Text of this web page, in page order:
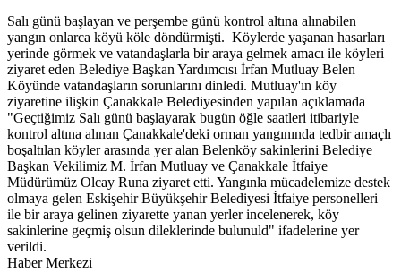
Salı günü başlayan ve perşembe günü kontrol altına alınabilen
yangın onlarca köyü köle döndürmişti. Köylerde yaşanan hasarları
yerinde görmek ve vatandaşlarla bir araya gelmek amacı ile köyleri
ziyaret eden Belediye Başkan Yardımcısı İrfan Mutluay Belen
Köyünde vatandaşların sorunlarını dinledi. Mutluay'ın köy
ziyaretine ilişkin Çanakkale Belediyesinden yapılan açıklamada
"Geçtiğimiz Salı günü başlayarak bugün öğle saatleri itibariyle
kontrol altına alınan Çanakkale'deki orman yangınında tedbir amaçlı
boşaltılan köyler arasında yer alan Belenköy sakinlerini Belediye
Başkan Vekilimiz M. İrfan Mutluay ve Çanakkale İtfaiye
Müdürümüz Olcay Runa ziyaret etti. Yangınla mücadelemize destek
olmaya gelen Eskişehir Büyükşehir Belediyesi İtfaiye personelleri
ile bir araya gelinen ziyarette yanan yerler incelenerek, köy
sakinlerine geçmiş olsun dileklerinde bulunuld" ifadelerine yer
verildi.
Haber Merkezi